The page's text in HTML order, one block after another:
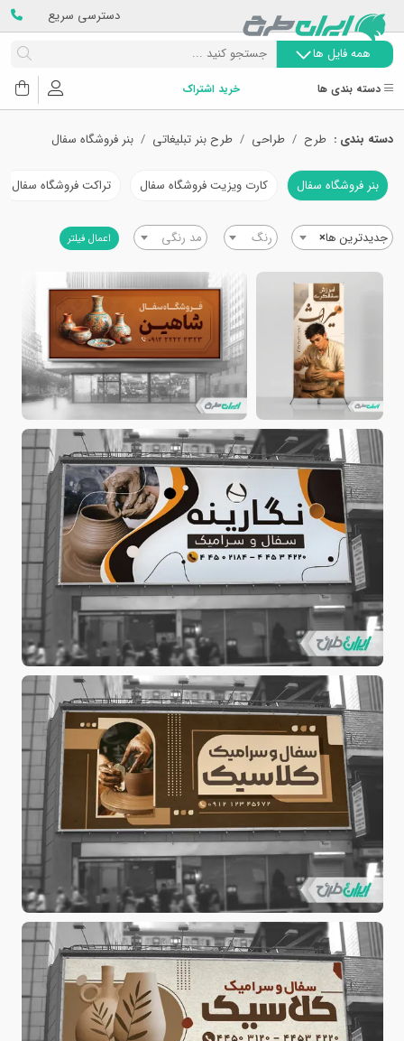
دسترسی سریع
همه فایل ها
دسته بندی ها خرید اشتراک
دسته بندی : طرح طراحی طرح بنر تبلیغاتی بنر فروشگاه سفال
بنر فروشگاه سفال کارت ویزیت فروشگاه سفال تراکت فروشگاه سفال
×جدیدترین ها رنگ مد رنگی اعمال فیلتر